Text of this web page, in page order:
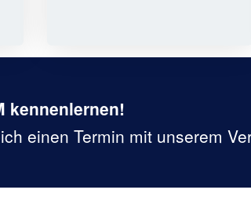
kennenlernen!
einen Termin mit unserem